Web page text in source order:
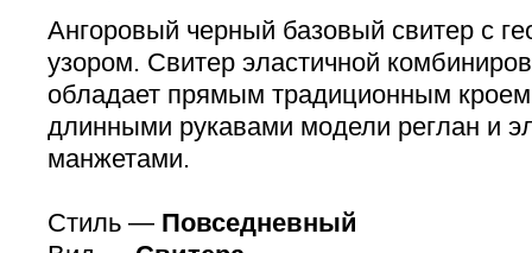
Ангоровый черный базовый свитер с
узором. Свитер эластичной
обладает прямым традиционным
длинными рукавами модели реглан и
манжетами.
Стиль — Повседневный